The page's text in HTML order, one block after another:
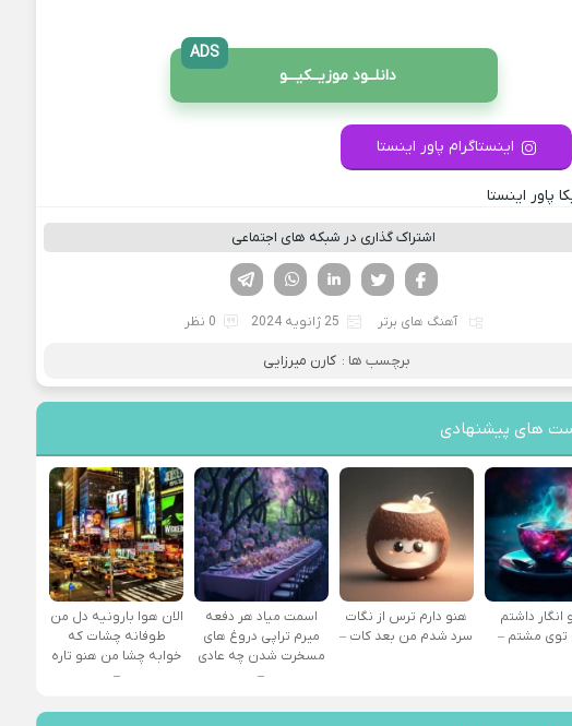
دانلــود موزیــکیـــو
ADS
اینستاگرام پاور اینستا
پاور اینستا
اشتراک گذاری در شبکه های اجتماعی
لینکدین تویتر
فیسوک
آهنگ های برتر 25 ژانویه 2024 0 نظر
برچسب ها : کارن میرزایی
های پیشنهادی
انگار داشتم
توی مشتم –
هنو دارم ترس از نگات
سرد شدم من بعد کات –
اسمت میاد هر دفعه
میرم تراپی دروغ‌ های
مسخرت شدن چه عادی
–
الان هوا بارونیه دل من
طوفانه چشات که
خوابه چشا من هنو تاره
–